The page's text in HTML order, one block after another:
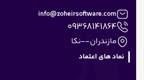
info@zoheirsoftware.com
09368141864
مازندران--نکا
نماد های اعتماد